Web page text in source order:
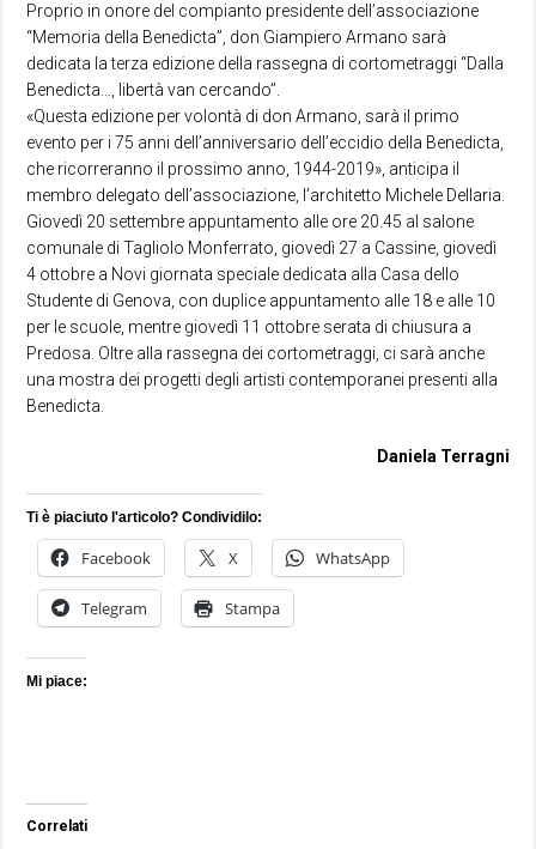
Proprio in onore del compianto presidente dell’associazione
“Memoria della Benedicta”, don Giampiero Armano sarà
dedicata la terza edizione della rassegna di cortometraggi “Dalla
Benedicta…, libertà van cercando”.
«Questa edizione per volontà di don Armano, sarà il primo
evento per i 75 anni dell’anniversario dell’eccidio della Benedicta,
che ricorreranno il prossimo anno, 1944-2019», anticipa il
membro delegato dell’associazione, l’architetto Michele Dellaria.
Giovedì 20 settembre appuntamento alle ore 20.45 al salone
comunale di Tagliolo Monferrato, giovedì 27 a Cassine, giovedì
4 ottobre a Novi giornata speciale dedicata alla Casa dello
Studente di Genova, con duplice appuntamento alle 18 e alle 10
per le scuole, mentre giovedì 11 ottobre serata di chiusura a
Predosa. Oltre alla rassegna dei cortometraggi, ci sarà anche
una mostra dei progetti degli artisti contemporanei presenti alla
Benedicta.
Daniela Terragni
Ti è piaciuto l'articolo? Condividilo:
Facebook X WhatsApp
Telegram Stampa
Mi piace:
Correlati